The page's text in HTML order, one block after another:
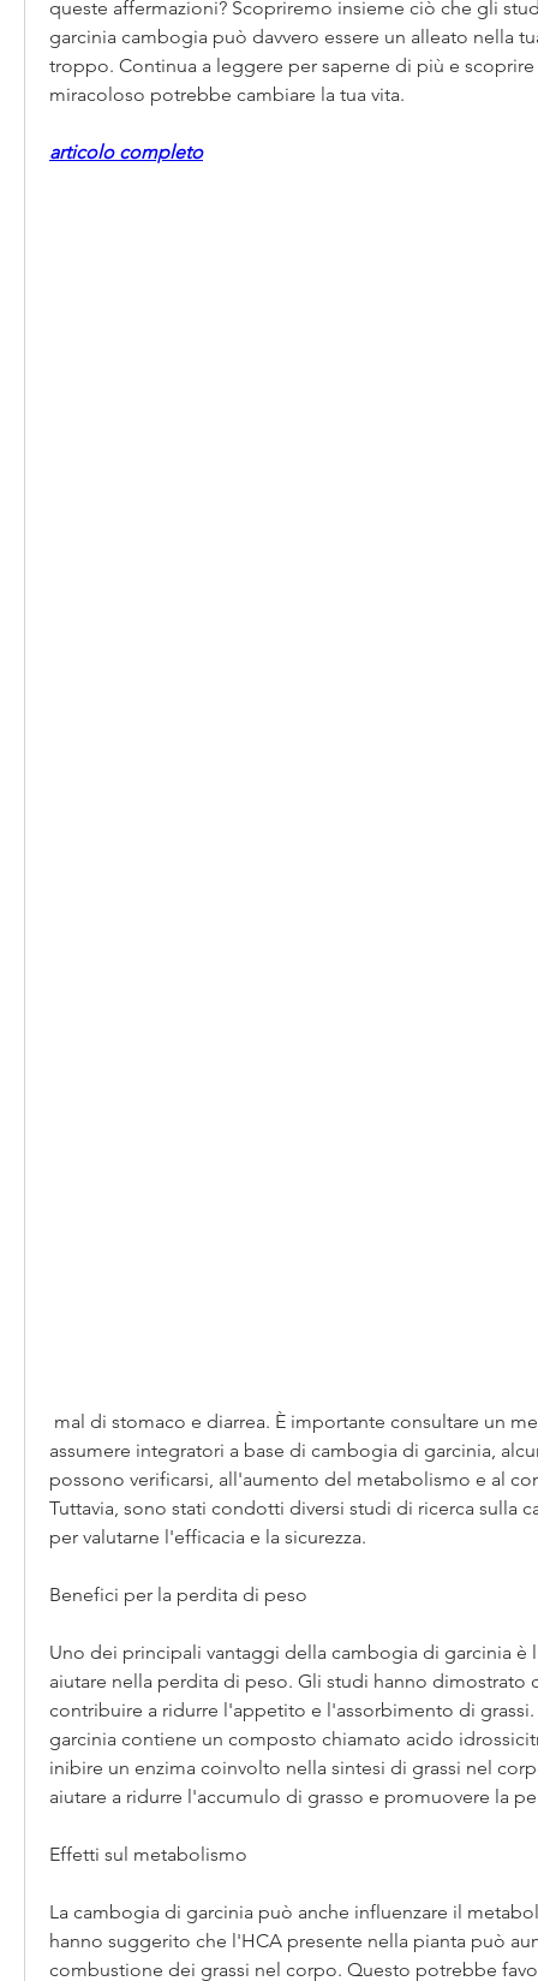
queste affermazioni? Scopriremo insieme ciò che gli
garcinia cambogia può davvero essere un alleato nella
troppo. Continua a leggere per saperne di più e
miracoloso potrebbe cambiare la tua vita.
articolo completo
assumere integratori a base di cambogia di garcinia,
possono verificarsi, all'aumento del metabolismo e al
Tuttavia, sono stati condotti diversi studi di ricerca sulla
per valutarne l'efficacia e la sicurezza.
Benefici per la perdita di peso
Uno dei principali vantaggi della cambogia di garcinia è
aiutare nella perdita di peso. Gli studi hanno dimostrato
contribuire a ridurre l'appetito e l'assorbimento di
garcinia contiene un composto chiamato acido
inibire un enzima coinvolto nella sintesi di grassi nel
aiutare a ridurre l'accumulo di grasso e promuovere la
Effetti sul metabolismo
La cambogia di garcinia può anche influenzare il
hanno suggerito che l'HCA presente nella pianta può
combustione dei grassi nel corpo. Questo potrebbe